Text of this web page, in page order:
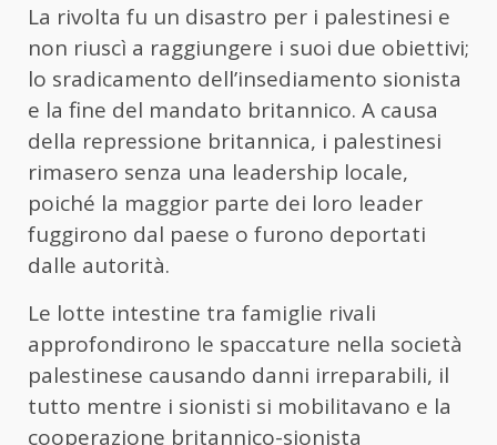
La rivolta fu un disastro per i palestinesi e
non riuscì a raggiungere i suoi due obiettivi;
lo sradicamento dell’insediamento sionista
e la fine del mandato britannico. A causa
della repressione britannica, i palestinesi
rimasero senza una leadership locale,
poiché la maggior parte dei loro leader
fuggirono dal paese o furono deportati
dalle autorità.
Le lotte intestine tra famiglie rivali
approfondirono le spaccature nella società
palestinese causando danni irreparabili, il
tutto mentre i sionisti si mobilitavano e la
cooperazione britannico-sionista